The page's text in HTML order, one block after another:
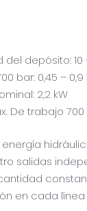
depósito: 10
bar: 0,45 –
2,2 kW
De trabajo
salidas
en cada